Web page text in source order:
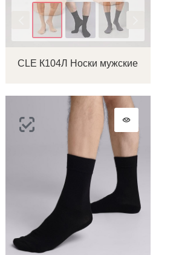
CLE К104Л Носки мужские